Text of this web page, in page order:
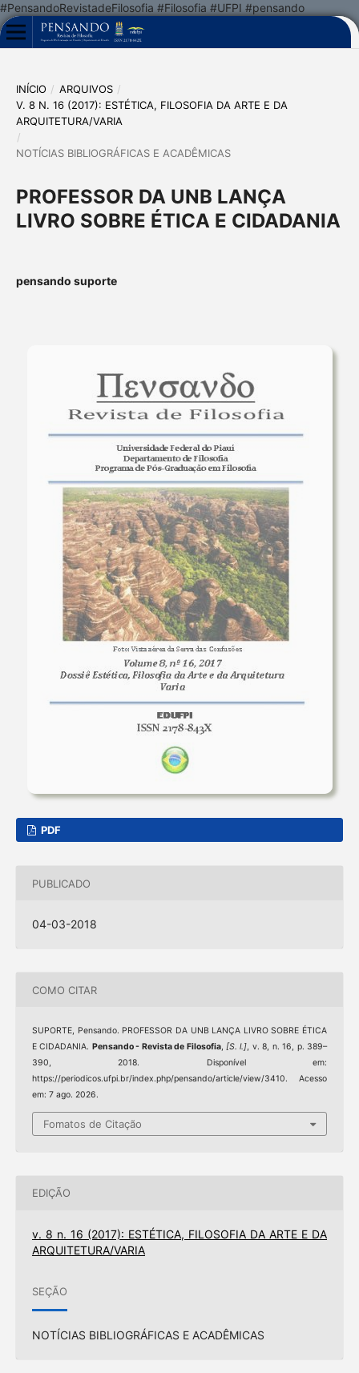
#PensandoRevistadeFilosofia #Filosofia #UFPI #pensando
INÍCIO / ARQUIVOS /
V. 8 N. 16 (2017): ESTÉTICA, FILOSOFIA DA ARTE E DA
ARQUITETURA/VARIA
/
NOTÍCIAS BIBLIOGRÁFICAS E ACADÊMICAS
PROFESSOR DA UNB LANÇA
LIVRO SOBRE ÉTICA E CIDADANIA
pensando suporte
PDF
PUBLICADO
04-03-2018
COMO CITAR
SUPORTE, Pensando. PROFESSOR DA UNB LANÇA LIVRO SOBRE ÉTICA
E CIDADANIA. Pensando - Revista de Filosofia,[S. l.], v. 8, n. 16, p. 389–
390, 2018. Disponível em:
https://periodicos.ufpi.br/index.php/pensando/article/view/3410. Acesso
em: 7 ago. 2026.
Fomatos de Citação
EDIÇÃO
v. 8 n. 16 (2017): ESTÉTICA, FILOSOFIA DA ARTE E DA
ARQUITETURA/VARIA
SEÇÃO
NOTÍCIAS BIBLIOGRÁFICAS E ACADÊMICAS